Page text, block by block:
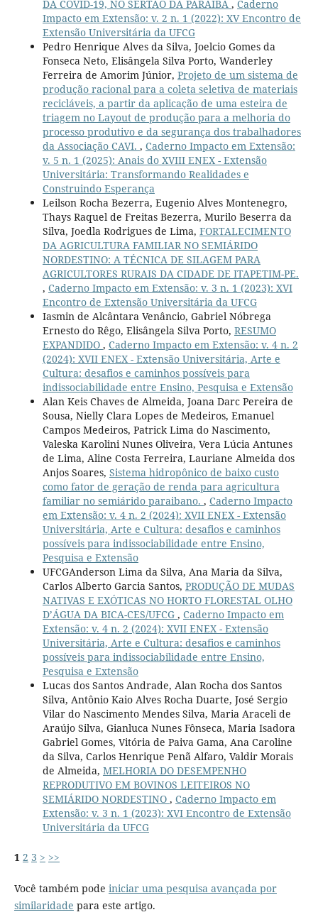
DA COVID-19, NO SERTÃO DA PARAÍBA , Caderno
Impacto em Extensão: v. 2 n. 1 (2022): XV Encontro de
Extensão Universitária da UFCG
Pedro Henrique Alves da Silva, Joelcio Gomes da
Fonseca Neto, Elisângela Silva Porto, Wanderley
Ferreira de Amorim Júnior, Projeto de um sistema de
produção racional para a coleta seletiva de materiais
recicláveis, a partir da aplicação de uma esteira de
triagem no Layout de produção para a melhoria do
processo produtivo e da segurança dos trabalhadores
da Associação CAVI. , Caderno Impacto em Extensão:
v. 5 n. 1 (2025): Anais do XVIII ENEX - Extensão
Universitária: Transformando Realidades e
Construindo Esperança
Leilson Rocha Bezerra, Eugenio Alves Montenegro,
Thays Raquel de Freitas Bezerra, Murilo Beserra da
Silva, Joedla Rodrigues de Lima, FORTALECIMENTO
DA AGRICULTURA FAMILIAR NO SEMIÁRIDO
NORDESTINO: A TÉCNICA DE SILAGEM PARA
AGRICULTORES RURAIS DA CIDADE DE ITAPETIM-PE.
, Caderno Impacto em Extensão: v. 3 n. 1 (2023): XVI
Encontro de Extensão Universitária da UFCG
Iasmin de Alcântara Venâncio, Gabriel Nóbrega
Ernesto do Rêgo, Elisângela Silva Porto, RESUMO
EXPANDIDO , Caderno Impacto em Extensão: v. 4 n. 2
(2024): XVII ENEX - Extensão Universitária, Arte e
Cultura: desafios e caminhos possíveis para
indissociabilidade entre Ensino, Pesquisa e Extensão
Alan Keis Chaves de Almeida, Joana Darc Pereira de
Sousa, Nielly Clara Lopes de Medeiros, Emanuel
Campos Medeiros, Patrick Lima do Nascimento,
Valeska Karolini Nunes Oliveira, Vera Lúcia Antunes
de Lima, Aline Costa Ferreira, Lauriane Almeida dos
Anjos Soares, Sistema hidropônico de baixo custo
como fator de geração de renda para agricultura
familiar no semiárido paraibano. , Caderno Impacto
em Extensão: v. 4 n. 2 (2024): XVII ENEX - Extensão
Universitária, Arte e Cultura: desafios e caminhos
possíveis para indissociabilidade entre Ensino,
Pesquisa e Extensão
UFCGAnderson Lima da Silva, Ana Maria da Silva,
Carlos Alberto Garcia Santos, PRODUÇÃO DE MUDAS
NATIVAS E EXÓTICAS NO HORTO FLORESTAL OLHO
D’ÁGUA DA BICA-CES/UFCG , Caderno Impacto em
Extensão: v. 4 n. 2 (2024): XVII ENEX - Extensão
Universitária, Arte e Cultura: desafios e caminhos
possíveis para indissociabilidade entre Ensino,
Pesquisa e Extensão
Lucas dos Santos Andrade, Alan Rocha dos Santos
Silva, Antônio Kaio Alves Rocha Duarte, José Sergio
Vilar do Nascimento Mendes Silva, Maria Araceli de
Araújo Silva, Gianluca Nunes Fônseca, Maria Isadora
Gabriel Gomes, Vitória de Paiva Gama, Ana Caroline
da Silva, Carlos Henrique Penã Alfaro, Valdir Morais
de Almeida, MELHORIA DO DESEMPENHO
REPRODUTIVO EM BOVINOS LEITEIROS NO
SEMIÁRIDO NORDESTINO , Caderno Impacto em
Extensão: v. 3 n. 1 (2023): XVI Encontro de Extensão
Universitária da UFCG
1 2 3 > >>
Você também pode iniciar uma pesquisa avançada por
similaridade para este artigo.